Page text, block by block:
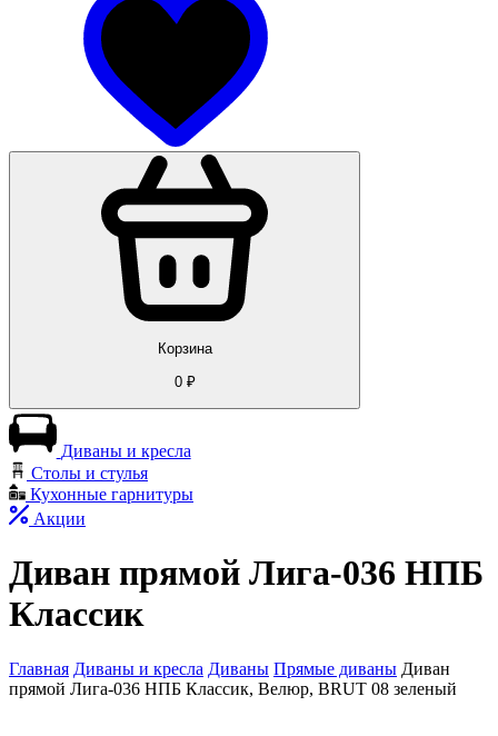
Корзина
0₽
Диваны и кресла
Столы и стулья
Кухонные гарнитуры
Акции
Диван прямой Лига-036 НПБ
Классик
Главная Диваны и кресла Диваны Прямые диваны Диван
прямой Лига-036 НПБ Классик, Велюр, BRUT 08 зеленый